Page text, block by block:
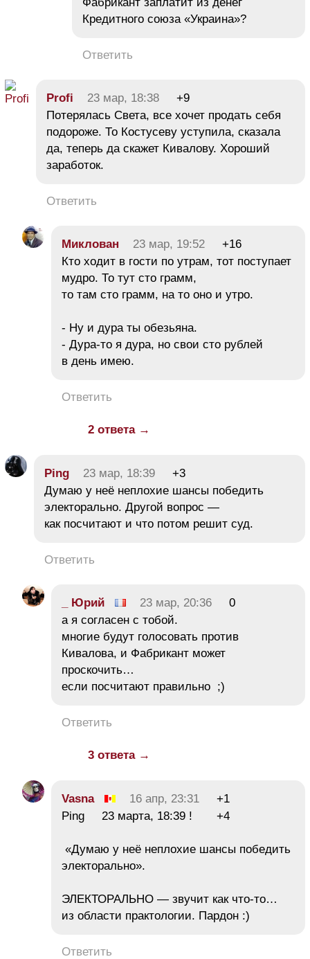
Кредитного союза «Украина»?
Ответить
Profi 23 мар, 18:38
+9
Потерялась Света, все хочет продать себя
подороже. То Костусеву уступила, сказала
да, теперь да скажет Кивалову. Хороший
заработок.
Ответить
Миклован 23 мар, 19:52
+16
Кто ходит в гости по утрам, тот поступает
мудро. То тут сто грамм,
то там сто грамм, на то оно и утро.
- Ну и дура ты обезьяна.
- Дура-то я дура, но свои сто рублей
в день имею.
Ответить
2 ответа →
Ping 23 мар, 18:39
+3
Думаю у неё неплохие шансы победить
электорально. Другой вопрос —
как посчитают и что потом решит суд.
Ответить
_ Юрий 23 мар, 20:36
0
а я согласен с тобой.
многие будут голосовать против
Кивалова, и Фабрикант может
проскочить…
если посчитают правильно ;)
Ответить
3 ответа →
Vasna 16 апр, 23:31
+1
Ping 23 марта, 18:39 ! +4
«Думаю у неё неплохие шансы победить
электорально».
ЭЛЕКТОРАЛЬНО — звучит как что-то…
из области практологии. Пардон :)
Ответить